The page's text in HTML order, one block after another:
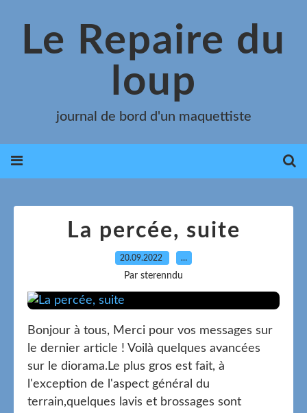
Le Repaire du
loup
journal de bord d'un maquettiste
La percée, suite
20.09.2022 …
Par sterenndu
Bonjour à tous, Merci pour vos messages sur
le dernier article ! Voilà quelques avancées
sur le diorama.Le plus gros est fait, à
l'exception de l'aspect général du
terrain,quelques lavis et brossages sont